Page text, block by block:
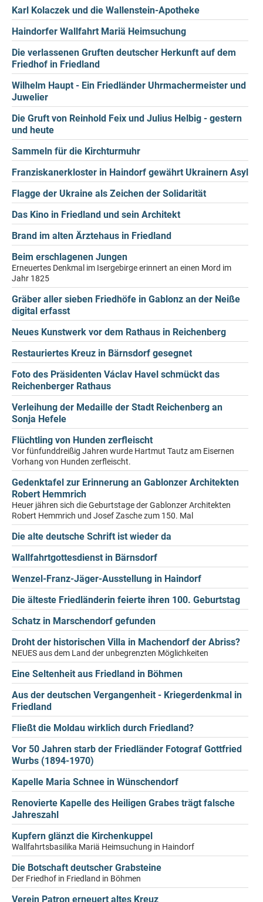
Karl Kolaczek und die Wallenstein-Apotheke
Haindorfer Wallfahrt Mariä Heimsuchung
Die verlassenen Gruften deutscher Herkunft auf dem
Friedhof in Friedland
Wilhelm Haupt - Ein Friedländer Uhrmachermeister und
Juwelier
Die Gruft von Reinhold Feix und Julius Helbig - gestern
und heute
Sammeln für die Kirchturmuhr
Franziskanerkloster in Haindorf gewährt Ukrainern Asyl
Flagge der Ukraine als Zeichen der Solidarität
Das Kino in Friedland und sein Architekt
Brand im alten Ärztehaus in Friedland
Beim erschlagenen Jungen
Erneuertes Denkmal im Isergebirge erinnert an einen Mord im
Jahr 1825
Gräber aller sieben Friedhöfe in Gablonz an der Neiße
digital erfasst
Neues Kunstwerk vor dem Rathaus in Reichenberg
Restauriertes Kreuz in Bärnsdorf gesegnet
Foto des Präsidenten Václav Havel schmückt das
Reichenberger Rathaus
Verleihung der Medaille der Stadt Reichenberg an
Sonja Hefele
Flüchtling von Hunden zerfleischt
Vor fünfunddreißig Jahren wurde Hartmut Tautz am Eisernen
Vorhang von Hunden zerfleischt.
Gedenktafel zur Erinnerung an Gablonzer Architekten
Robert Hemmrich
Heuer jähren sich die Geburtstage der Gablonzer Architekten
Robert Hemmrich und Josef Zasche zum 150. Mal
Die alte deutsche Schrift ist wieder da
Wallfahrtgottesdienst in Bärnsdorf
Wenzel-Franz-Jäger-Ausstellung in Haindorf
Die älteste Friedländerin feierte ihren 100. Geburtstag
Schatz in Marschendorf gefunden
Droht der historischen Villa in Machendorf der Abriss?
NEUES aus dem Land der unbegrenzten Möglichkeiten
Eine Seltenheit aus Friedland in Böhmen
Aus der deutschen Vergangenheit - Kriegerdenkmal in
Friedland
Fließt die Moldau wirklich durch Friedland?
Vor 50 Jahren starb der Friedländer Fotograf Gottfried
Wurbs (1894-1970)
Kapelle Maria Schnee in Wünschendorf
Renovierte Kapelle des Heiligen Grabes trägt falsche
Jahreszahl
Kupfern glänzt die Kirchenkuppel
Wallfahrtsbasilika Mariä Heimsuchung in Haindorf
Die Botschaft deutscher Grabsteine
Der Friedhof in Friedland in Böhmen
Verein Patron erneuert altes Kreuz